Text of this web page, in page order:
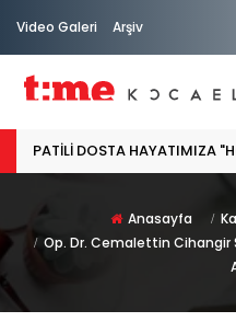
Video Galeri Arşiv
Diş Eti Hastalıkları: Belirtileri Neler, Güncel Yaklaşım Ne?
Anasayfa
Op. Dr. Cemalettin Cihangir